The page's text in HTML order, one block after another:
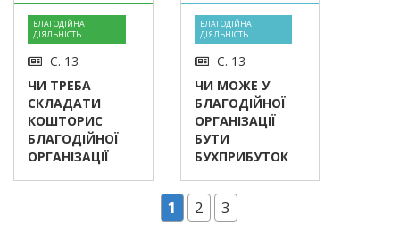
1 2 3
БЛАГОДІЙНА
ДІЯЛЬНІСТЬ
С. 13
ЧИ ТРЕБА
СКЛАДАТИ
КОШТОРИС
БЛАГОДІЙНОЇ
ОРГАНІЗАЦІЇ
БЛАГОДІЙНА
ДІЯЛЬНІСТЬ
С. 13
ЧИ МОЖЕ У
БЛАГОДІЙНОЇ
ОРГАНІЗАЦІЇ
БУТИ
БУХПРИБУТОК